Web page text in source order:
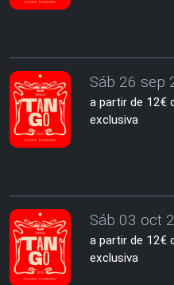
Sáb 26 sep
a partir de 12€
exclusiva
Sáb 03 oct
a partir de 12€
exclusiva